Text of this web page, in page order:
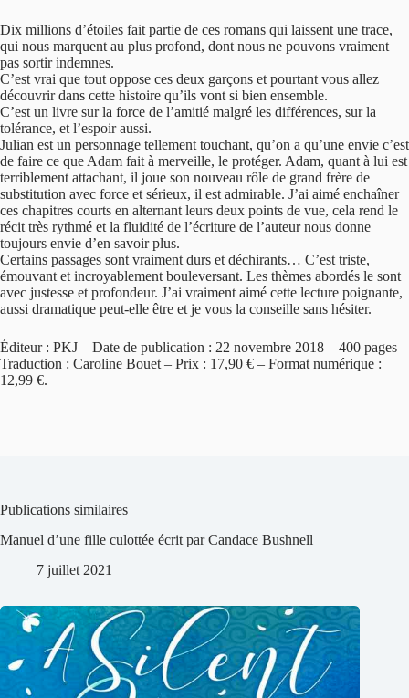
Dix millions d’étoiles fait partie de ces romans qui laissent une trace,
qui nous marquent au plus profond, dont nous ne pouvons vraiment
pas sortir indemnes.
C’est vrai que tout oppose ces deux garçons et pourtant vous allez
découvrir dans cette histoire qu’ils vont si bien ensemble.
C’est un livre sur la force de l’amitié malgré les différences, sur la
tolérance, et l’espoir aussi.
Julian est un personnage tellement touchant, qu’on a qu’une envie c’est
de faire ce que Adam fait à merveille, le protéger. Adam, quant à lui est
terriblement attachant, il joue son nouveau rôle de grand frère de
substitution avec force et sérieux, il est admirable. J’ai aimé enchaîner
ces chapitres courts en alternant leurs deux points de vue, cela rend le
récit très rythmé et la fluidité de l’écriture de l’auteur nous donne
toujours envie d’en savoir plus.
Certains passages sont vraiment durs et déchirants… C’est triste,
émouvant et incroyablement bouleversant. Les thèmes abordés le sont
avec justesse et profondeur. J’ai vraiment aimé cette lecture poignante,
aussi dramatique peut-elle être et je vous la conseille sans hésiter.
Éditeur : PKJ – Date de publication : 22 novembre 2018 – 400 pages –
Traduction : Caroline Bouet – Prix : 17,90 € – Format numérique :
12,99 €.
Publications similaires
Manuel d’une fille culottée écrit par Candace Bushnell
7 juillet 2021